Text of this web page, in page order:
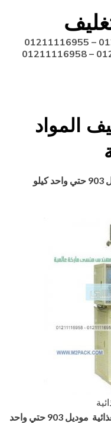
ماكينة تعبئة وتغليف 01211116954 – 01211116955
المواد
مكينه تعبئة وتغليف المواد الغذائية موديل 903 حتي واحد كيلو
موديل 903 حتي واحد